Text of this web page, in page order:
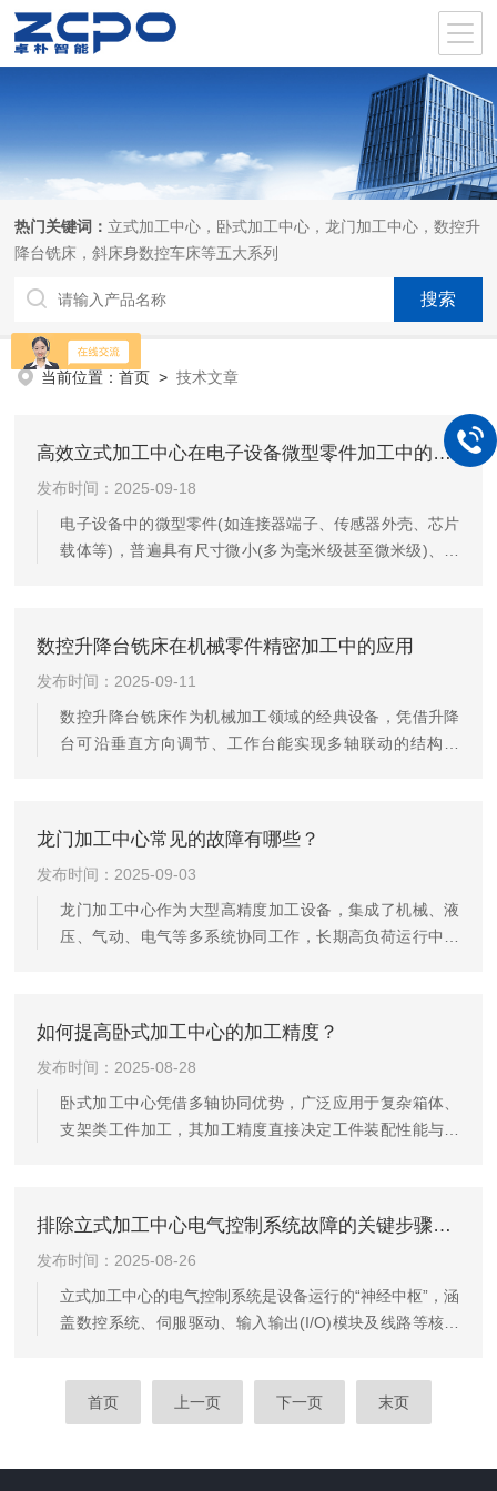
热门关键词： 立式加工中心，卧式加工中心，龙门加工中心，数控升
降台铣床，斜床身数控车床等五大系列
当前位置：首页 >技术文章
高效立式加工中心在电子设备微型零件加工中的应用技巧
发布时间：2025-09-18
电子设备中的微型零件(如连接器端子、传感器外壳、芯片
载体等)，普遍具有尺寸微小(多为毫米级甚至微米级)、结
类零件的核心加工设备，但需掌握针对性应用技巧，才能
充分发挥设备优势，保障加工质量与效率。刀具选择与适
配技巧是微型零件加工的基础。电子设备微型零件多采用
铝合金、钛合金或工程塑料等材料，需搭配专用微型刀...
数控升降台铣床在机械零件精密加工中的应用
发布时间：2025-09-11
数控升降台铣床作为机械加工领域的经典设备，凭借升降
台可沿垂直方向调节、工作台能实现多轴联动的结构特
业中发挥着不可替代的作用。一、适配多类型零件的结构
加工需求数控升降台铣床的核心优势在于“多维度运动协
同”，可针对不同结构的机械零件实现精准加工。对于平面
类零件(如机床工作台面板、仪器底座)，设备通过X、Y轴
龙门加工中心常见的故障有哪些？
发布时间：2025-09-03
龙门加工中心作为大型高精度加工设备，集成了机械、液
压、气动、电气等多系统协同工作，长期高负荷运行中易
响加工精度与运行稳定性运动传动系统是龙门加工中心实
现精准位移的核心，常见故障集中在导轨、滚珠丝杠与驱
动部件，直接关联加工精度。其一为导轨运行故障，表现
为导轨运动卡顿、异响或定位偏差。多因导轨润滑不足(油
如何提高卧式加工中心的加工精度？
发布时间：2025-08-28
卧式加工中心凭借多轴协同优势，广泛应用于复杂箱体、
支架类工件加工，其加工精度直接决定工件装配性能与使
的“硬件保障”卧式加工中心的基础状态是精度的前提，需重
点关注“主轴精度”与“导轨性能”两大核心部件：1.主轴精度
管控：主轴径向跳动、端面圆跳动会直接导致工件加工尺
寸偏差。需定期检查主轴轴承磨损情况，若出现异响或振
排除立式加工中心电气控制系统故障的关键步骤与要点
发布时间：2025-08-26
立式加工中心的电气控制系统是设备运行的“神经中枢”，涵
盖数控系统、伺服驱动、输入输出(I/O)模块及线路等核心
步解决，同时兼顾操作安全与系统稳定性。第一步：故障
定位——明确故障范围与表现故障定位是排除工作的基
首页 上一页 下一页 末页